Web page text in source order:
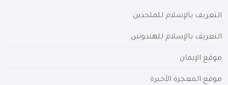
التعريف بالإسلام للملحدين
التعريف بالإسلام للهندوس
موقع الإيمان
موقع المعجزة الأخيرة